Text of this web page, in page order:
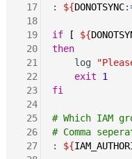
17
18
19
20
21
22
23
24
25
26
27
: ${DONOTSYNC
if [ ${
then
    log
exit
1
fi
# Which IAM
# Comma
: ${